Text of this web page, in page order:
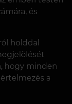
és
holddal
hogy minden
a